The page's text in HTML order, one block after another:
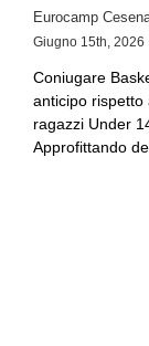
Eurocamp
Giugno 15th, 2026
Coniugare
anticipo rispetto
ragazzi Under
Approfittando